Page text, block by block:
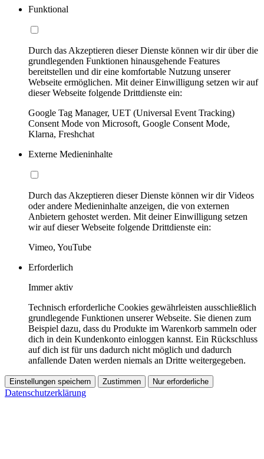
Funktional
Durch das Akzeptieren dieser Dienste können wir dir über die
grundlegenden Funktionen hinausgehende Features
bereitstellen und dir eine komfortable Nutzung unserer
Webseite ermöglichen. Mit deiner Einwilligung setzen wir auf
dieser Webseite folgende Drittdienste ein:
Google Tag Manager, UET (Universal Event Tracking)
Consent Mode von Microsoft, Google Consent Mode,
Klarna, Freshchat
Externe Medieninhalte
Durch das Akzeptieren dieser Dienste können wir dir Videos
oder andere Medieninhalte anzeigen, die von externen
Anbietern gehostet werden. Mit deiner Einwilligung setzen
wir auf dieser Webseite folgende Drittdienste ein:
Vimeo, YouTube
Erforderlich
Immer aktiv
Technisch erforderliche Cookies gewährleisten ausschließlich
grundlegende Funktionen unserer Webseite. Sie dienen zum
Beispiel dazu, dass du Produkte im Warenkorb sammeln oder
dich in dein Kundenkonto einloggen kannst. Ein Rückschluss
auf dich ist für uns dadurch nicht möglich und dadurch
anfallende Daten werden niemals an Dritte weitergegeben.
Einstellungen speichern Zustimmen Nur erforderliche
Datenschutzerklärung